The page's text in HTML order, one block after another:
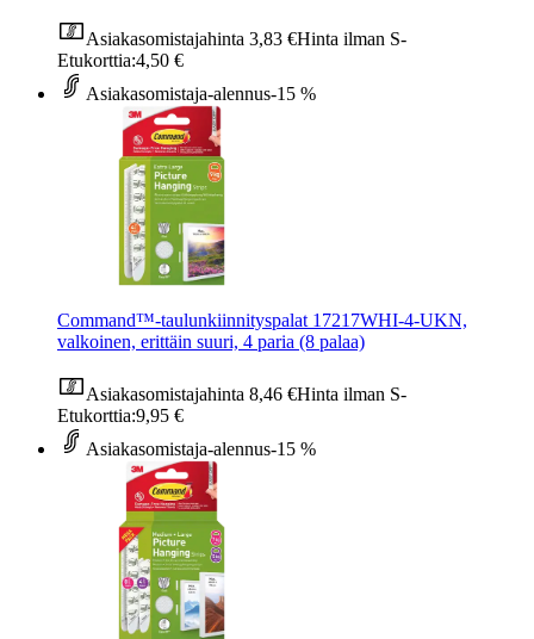
Asiakasomistajahinta 3,83 €Hinta ilman S-
Etukorttia:4,50 €
Asiakasomistaja-alennus-15 %
Command™-taulunkiinnityspalat 17217WHI-4-UKN,
valkoinen, erittäin suuri, 4 paria (8 palaa)
Asiakasomistajahinta 8,46 €Hinta ilman S-
Etukorttia:9,95 €
Asiakasomistaja-alennus-15 %